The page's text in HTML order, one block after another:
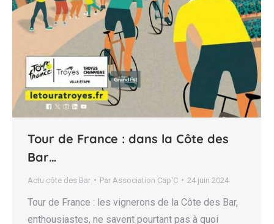
Tour de France : dans la Côte des
Bar…
Actu côte des Bar Par Association Cap'C 24 juin 2024
Tour de France : les vignerons de la Côte des Bar,
enthousiastes, ne savent pourtant pas à quoi